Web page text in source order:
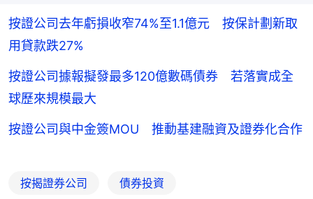
按證公司去年虧損收窄74%至1.1億元 按保計劃新取
用貸款跌27%
按證公司據報擬發最多120億數碼債券 若落實成全
球歷來規模最大
按證公司與中金簽MOU 推動基建融資及證券化合作
按揭證券公司 債券投資